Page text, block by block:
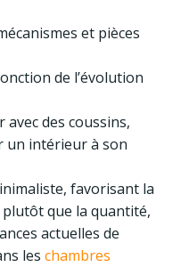
et pièces
de l’évolution
des coussins,
un intérieur à son
favorisant la
que la quantité,
actuelles de
les chambres